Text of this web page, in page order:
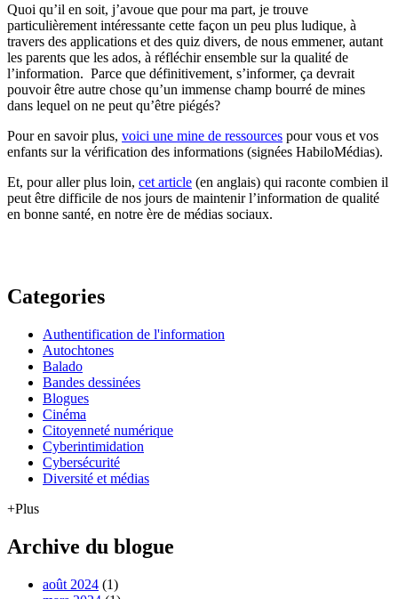
Quoi qu’il en soit, j’avoue que pour ma part, je trouve
particulièrement intéressante cette façon un peu plus ludique, à
travers des applications et des quiz divers, de nous emmener, autant
les parents que les ados, à réfléchir ensemble sur la qualité de
l’information. Parce que définitivement, s’informer, ça devrait
pouvoir être autre chose qu’un immense champ bourré de mines
dans lequel on ne peut qu’être piégés?
Pour en savoir plus, voici une mine de ressources pour vous et vos
enfants sur la vérification des informations (signées HabiloMédias).
Et, pour aller plus loin, cet article (en anglais) qui raconte combien il
peut être difficile de nos jours de maintenir l’information de qualité
en bonne santé, en notre ère de médias sociaux.
Categories
Authentification de l'information
Autochtones
Balado
Bandes dessinées
Blogues
Cinéma
Citoyenneté numérique
Cyberintimidation
Cybersécurité
Diversité et médias
+Plus
Archive du blogue
août 2024 (1)